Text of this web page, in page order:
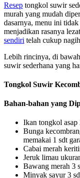
Resep tongkol suwir
murah yang mudah
dasarnya, menu ini
menjadikan rasanya
sendiri telah cukup
Lebih rincinya, di
suwir sederhana yang
Tongkol Suwir
Bahan-bahan yang
Ikan tongkol asap
Bunga
memakai 1 sdt
Cabai merah
Jeruk limau
Bawang merah 3
Minyak sayur 3